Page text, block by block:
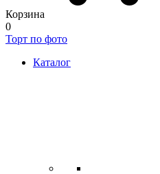
Корзина
0
Торт по фото
Каталог